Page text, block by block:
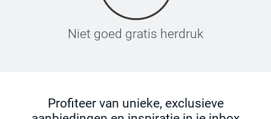
Niet goed gratis herdruk
Profiteer van unieke, exclusieve